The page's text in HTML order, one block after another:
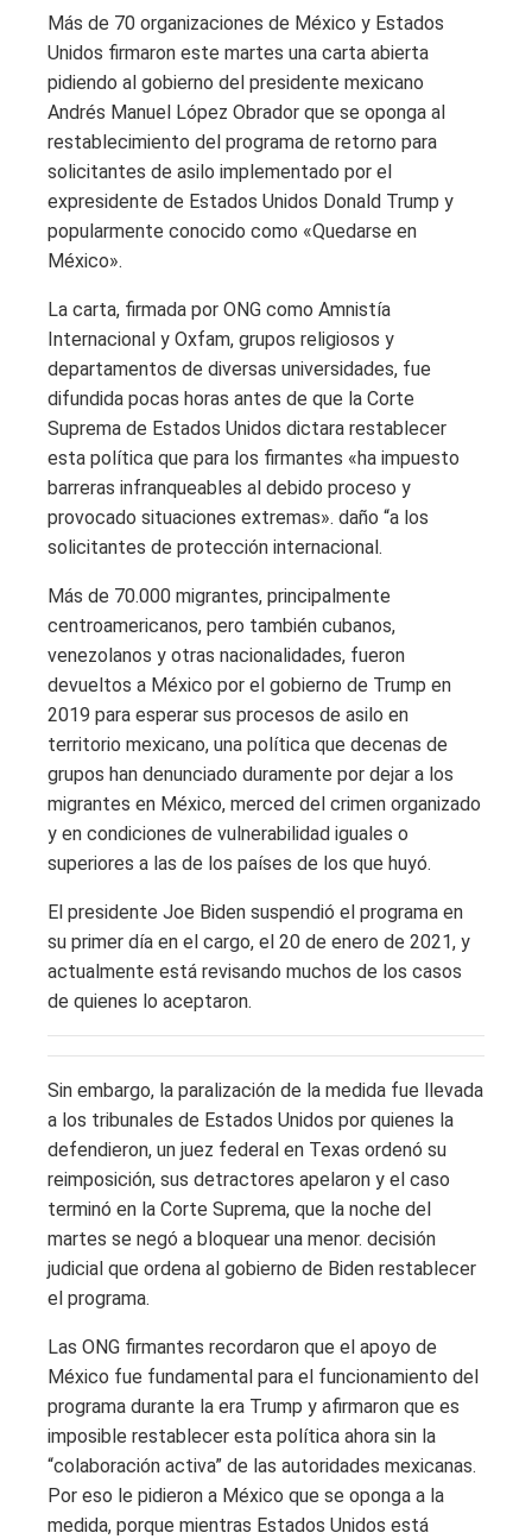
Más de 70 organizaciones de México y Estados
Unidos firmaron este martes una carta abierta
pidiendo al gobierno del presidente mexicano
Andrés Manuel López Obrador que se oponga al
restablecimiento del programa de retorno para
solicitantes de asilo implementado por el
expresidente de Estados Unidos Donald Trump y
popularmente conocido como «Quedarse en
México».
La carta, firmada por ONG como Amnistía
Internacional y Oxfam, grupos religiosos y
departamentos de diversas universidades, fue
difundida pocas horas antes de que la Corte
Suprema de Estados Unidos dictara restablecer
esta política que para los firmantes «ha impuesto
barreras infranqueables al debido proceso y
provocado situaciones extremas». daño “a los
solicitantes de protección internacional.
Más de 70.000 migrantes, principalmente
centroamericanos, pero también cubanos,
venezolanos y otras nacionalidades, fueron
devueltos a México por el gobierno de Trump en
2019 para esperar sus procesos de asilo en
territorio mexicano, una política que decenas de
grupos han denunciado duramente por dejar a los
migrantes en México, merced del crimen organizado
y en condiciones de vulnerabilidad iguales o
superiores a las de los países de los que huyó.
El presidente Joe Biden suspendió el programa en
su primer día en el cargo, el 20 de enero de 2021, y
actualmente está revisando muchos de los casos
de quienes lo aceptaron.
Sin embargo, la paralización de la medida fue llevada
a los tribunales de Estados Unidos por quienes la
defendieron, un juez federal en Texas ordenó su
reimposición, sus detractores apelaron y el caso
terminó en la Corte Suprema, que la noche del
martes se negó a bloquear una menor. decisión
judicial que ordena al gobierno de Biden restablecer
el programa.
Las ONG firmantes recordaron que el apoyo de
México fue fundamental para el funcionamiento del
programa durante la era Trump y afirmaron que es
imposible restablecer esta política ahora sin la
“colaboración activa” de las autoridades mexicanas.
Por eso le pidieron a México que se oponga a la
medida, porque mientras Estados Unidos está